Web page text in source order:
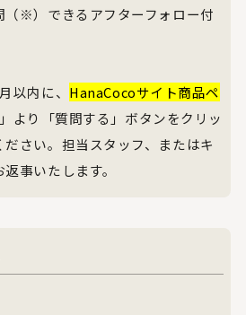
（※）できるアフターフォロー付
以内に、 HanaCocoサイト商品ペ
より「質問する」ボタンをクリッ
さい。担当スタッフ、またはキ
事いたします。